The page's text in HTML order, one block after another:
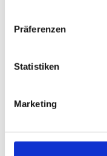
Präferenzen
Statistiken
Marketing
Schnelle